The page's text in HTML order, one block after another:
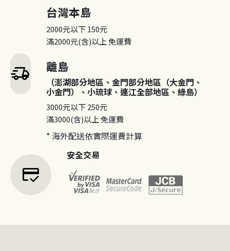
delivery_truck_speed
台灣本島
2000元以下150元
滿2000元(含)以上免運費
離島
（澎湖部分地區、金門部分地區（大金門、
小金門）、小琉球、連江全部地區、綠島）
3000元以下250元
滿3000(含)以上免運費
* 海外配送依實際運費計算
credit_score
安全交易